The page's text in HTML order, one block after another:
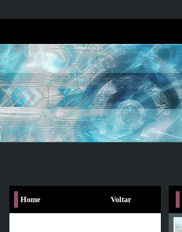
Home Voltar